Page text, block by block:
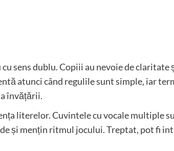
sens dublu. Copiii au nevoie de
atunci când regulile sunt simple, iar
învățării.
literelor. Cuvintele cu vocale multiple
și mențin ritmul jocului. Treptat, pot fi